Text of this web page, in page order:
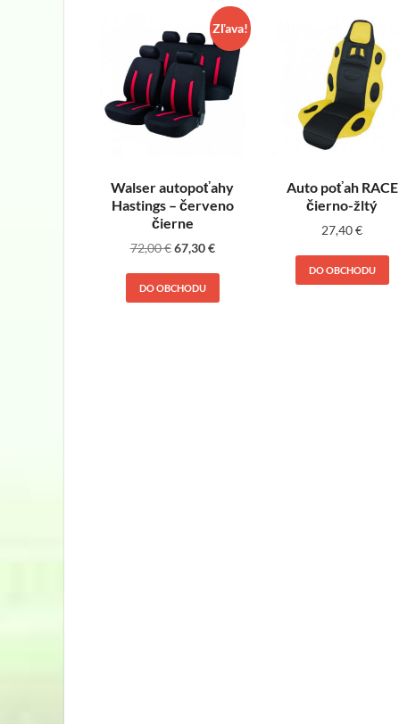
Zľava!
Walser autopoťahy
Hastings – červeno
čierne
72,00€ 67,30€
DO OBCHODU
Auto poťah RACE
čierno-žltý
27,40€
DO OBCHODU